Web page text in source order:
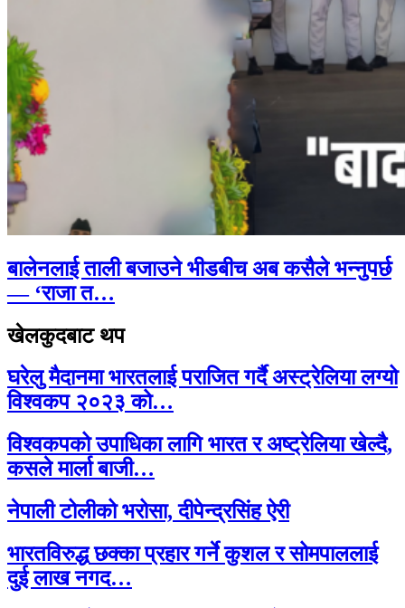
बालेनलाई ताली बजाउने भीडबीच अब कसैले भन्नुपर्छ
— ‘राजा त…
खेलकुदबाट थप
घरेलु मैदानमा भारतलाई पराजित गर्दै अस्ट्रेलिया लग्यो
विश्वकप २०२३ को…
विश्वकपको उपाधिका लागि भारत र अष्ट्रेलिया खेल्दै,
कसले मार्ला बाजी…
नेपाली टोलीको भरोसा, दीपेन्द्रसिंह ऐरी
भारतविरुद्ध छक्का प्रहार गर्ने कुशल र सोमपाललाई
दुई लाख नगद…